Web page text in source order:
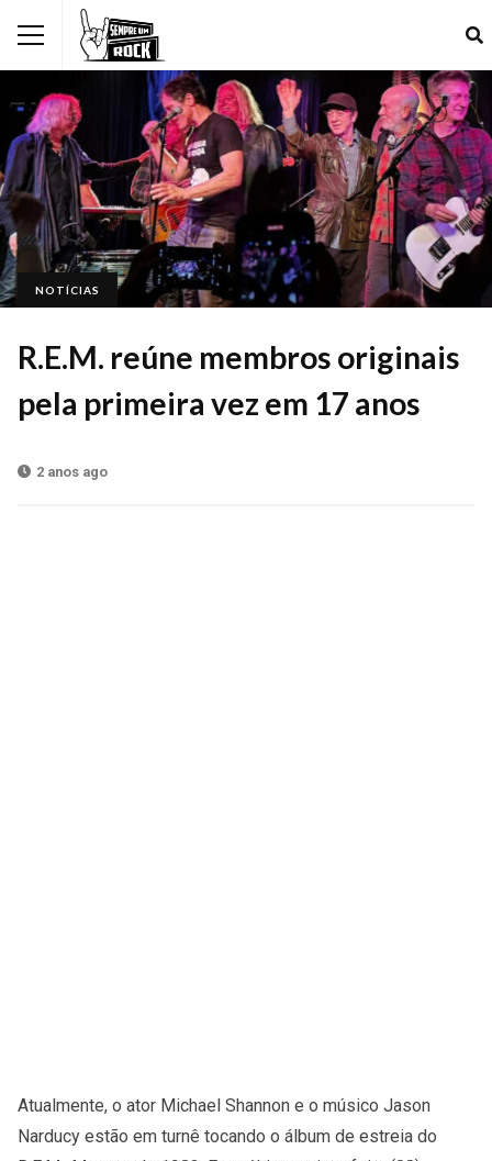
NOTÍCIAS
R.E.M. reúne membros originais
pela primeira vez em 17 anos
2 anos ago
Atualmente, o ator Michael Shannon e o músico Jason
Narducy estão em turnê tocando o álbum de estreia do